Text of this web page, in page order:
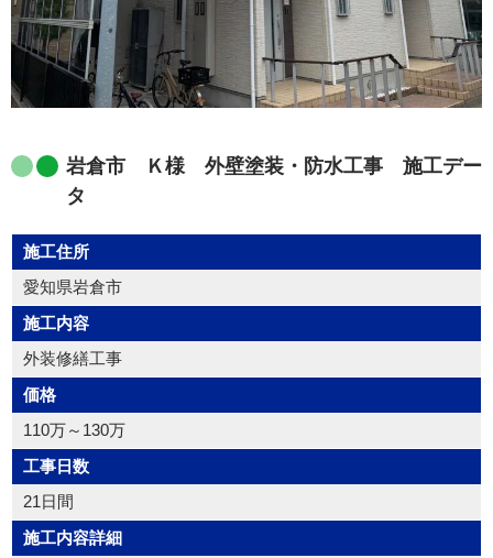
岩倉市 Ｋ様 外壁塗装・防水工事 施工デー
タ
施工住所
愛知県岩倉市
施工内容
外装修繕工事
価格
110万～130万
工事日数
21日間
施工内容詳細